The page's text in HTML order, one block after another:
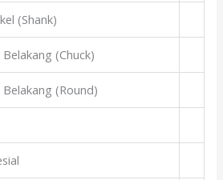
(Shank)
(Chuck)
(Round)